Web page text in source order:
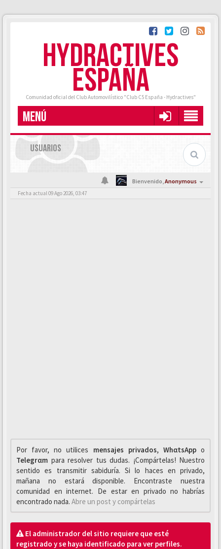
HYDRACTIVES
ESPAÑA
Comunidad oficial del Club Automovilístico "Club C5 España - Hydractives"
MENÚ
USUARIOS
Bienvenido,Anonymous
Fecha actual 09 Ago 2026, 03:47
Por favor, no utilices mensajes privados, WhαtsAppo
Telegrαm para resolver tus dudas. ¡Compártelas! Nuestro
sentido es transmitir sabiduría. Si lo haces en privado,
mañana no estará disponible. Encontraste nuestra
comunidad en internet. De estar en privado no habrías
encontrado nada. Abre un post y compártelas
El administrador del sitio requiere que esté
registrado y se haya identificado para ver perfiles.